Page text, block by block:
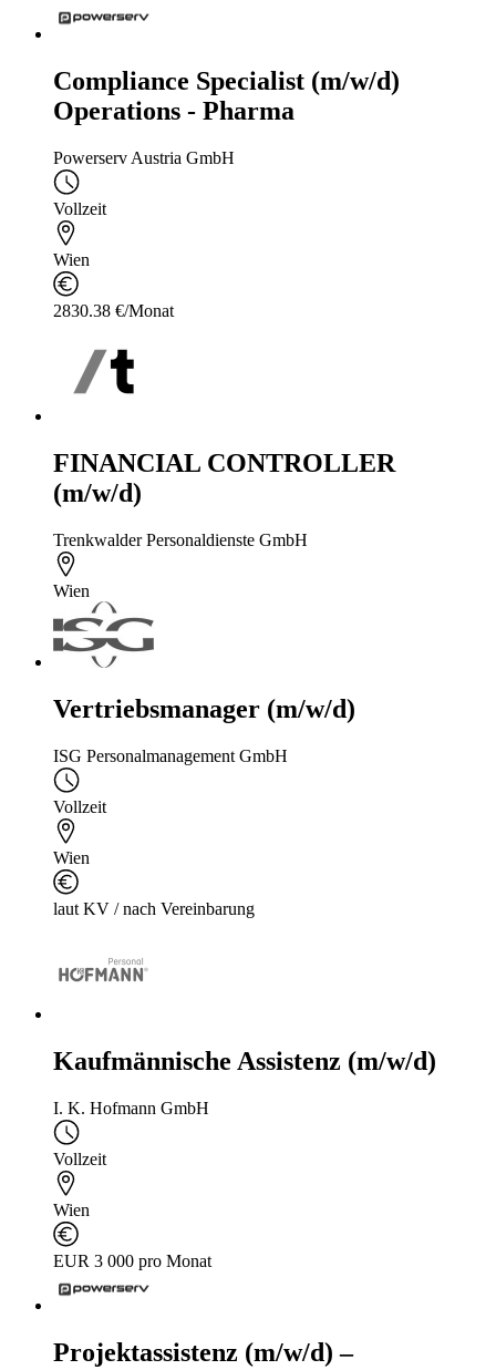
Compliance Specialist (m/w/d)
Operations - Pharma
Powerserv Austria GmbH
Vollzeit
Wien
2830.38 €/Monat
FINANCIAL CONTROLLER
(m/w/d)
Trenkwalder Personaldienste GmbH
Wien
Vertriebsmanager (m/w/d)
ISG Personalmanagement GmbH
Vollzeit
Wien
laut KV / nach Vereinbarung
Kaufmännische Assistenz (m/w/d)
I. K. Hofmann GmbH
Vollzeit
Wien
EUR 3 000 pro Monat
Projektassistenz (m/w/d) –